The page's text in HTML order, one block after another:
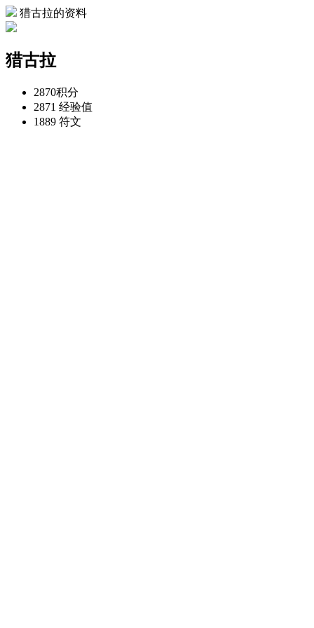
猎古拉的资料
猎古拉
2870积分
2871 经验值
1889 符文